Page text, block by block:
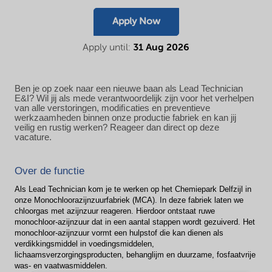
Apply Now
Apply until: 31 Aug 2026
Ben je op zoek naar een nieuwe baan als Lead Technician
E&I? Wil jij als mede verantwoordelijk zijn voor het verhelpen
van alle verstoringen, modiﬁcaties en preventieve
werkzaamheden binnen onze productie fabriek en kan jij
veilig en rustig werken? Reageer dan direct op deze
vacature.
Over de functie
Als Lead Technician kom je te werken op het Chemiepark Delfzijl in
onze Monochloorazijnzuurfabriek (MCA). In deze fabriek laten we
chloorgas met azijnzuur reageren. Hierdoor ontstaat ruwe
monochloor-azijnzuur dat in een aantal stappen wordt gezuiverd. Het
monochloor-azijnzuur vormt een hulpstof die kan dienen als
verdikkingsmiddel in voedingsmiddelen,
lichaamsverzorgingsproducten, behanglijm en duurzame, fosfaatvrije
was- en vaatwasmiddelen.